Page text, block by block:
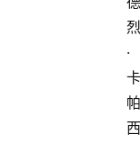
烈
·
卡
帕
西